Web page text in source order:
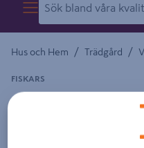
Hus och Hem / Trädgård /
BARNSKYFFEL
FISKARS
Detaljerad beskrivning